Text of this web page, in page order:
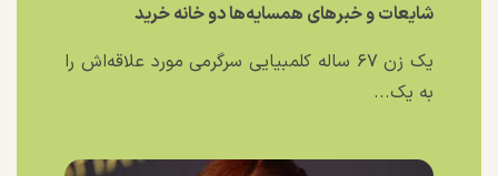
شایعات و خبر‌های همسایه‌ها دو خانه خرید
یک زن ۶۷ ساله کلمبیایی سرگرمی مورد علاقه‌اش را
به یک...